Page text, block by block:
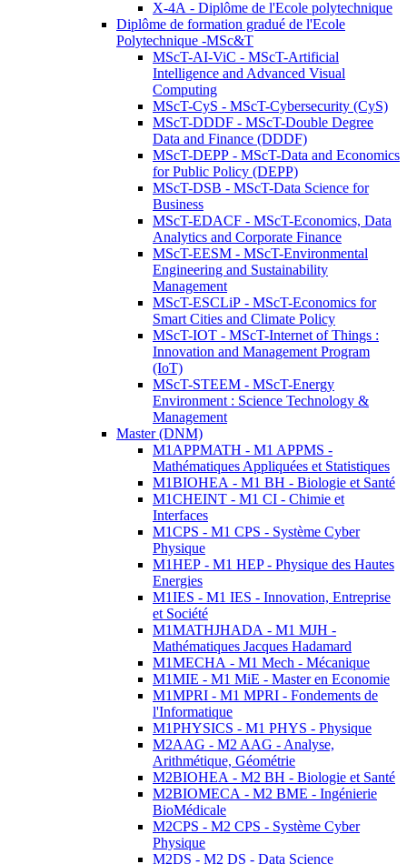
X-4A - Diplôme de l'Ecole polytechnique
Diplôme de formation gradué de l'Ecole
Polytechnique -MSc&T
MScT-AI-ViC - MScT-Artificial
Intelligence and Advanced Visual
Computing
MScT-CyS - MScT-Cybersecurity (CyS)
MScT-DDDF - MScT-Double Degree
Data and Finance (DDDF)
MScT-DEPP - MScT-Data and Economics
for Public Policy (DEPP)
MScT-DSB - MScT-Data Science for
Business
MScT-EDACF - MScT-Economics, Data
Analytics and Corporate Finance
MScT-EESM - MScT-Environmental
Engineering and Sustainability
Management
MScT-ESCLiP - MScT-Economics for
Smart Cities and Climate Policy
MScT-IOT - MScT-Internet of Things :
Innovation and Management Program
(IoT)
MScT-STEEM - MScT-Energy
Environment : Science Technology &
Management
Master (DNM)
M1APPMATH - M1 APPMS -
Mathématiques Appliquées et Statistiques
M1BIOHEA - M1 BH - Biologie et Santé
M1CHEINT - M1 CI - Chimie et
Interfaces
M1CPS - M1 CPS - Système Cyber
Physique
M1HEP - M1 HEP - Physique des Hautes
Energies
M1IES - M1 IES - Innovation, Entreprise
et Société
M1MATHJHADA - M1 MJH -
Mathématiques Jacques Hadamard
M1MECHA - M1 Mech - Mécanique
M1MIE - M1 MiE - Master en Economie
M1MPRI - M1 MPRI - Fondements de
l'Informatique
M1PHYSICS - M1 PHYS - Physique
M2AAG - M2 AAG - Analyse,
Arithmétique, Géométrie
M2BIOHEA - M2 BH - Biologie et Santé
M2BIOMECA - M2 BME - Ingénierie
BioMédicale
M2CPS - M2 CPS - Système Cyber
Physique
M2DS - M2 DS - Data Science